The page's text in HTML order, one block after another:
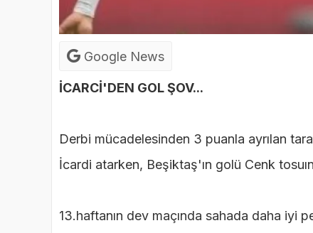
Google News
İCARCİ'DEN GOL ŞOV...
Derbi mücadelesinden 3 puanla ayrılan
İcardi atarken, Beşiktaş'ın golü Cenk
13.haftanın dev maçında sahada daha iyi